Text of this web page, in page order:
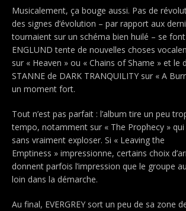
Musicalement, ça bouge aussi. Pas de
des signes d’évolution – par rapport aux
tournaient sur un schéma bien huilé – se
ENGLUND tente de nouvelles choses
sur « Heaven » ou « Chains of Shame » et le
STANNE de DARK TRANQUILITY sur « A
un moment fort.
Tout n’est pas parfait : l’album tire un peu
tempo, notamment sur « The Prophecy »
sans vraiment exploser. Si « Leaving the
Emptiness » impressionne, certains choix
donnent parfois l’impression que le groupe
loin dans la démarche.
Au final, EVERGREY sort un peu de sa zone